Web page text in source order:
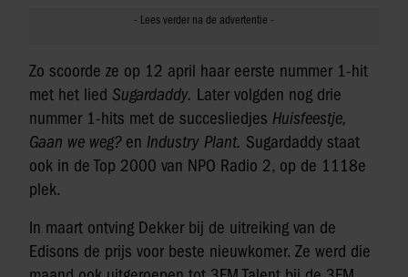
Zo scoorde ze op 12 april haar eerste nummer 1-hit
met het lied Sugardaddy. Later volgden nog drie
nummer 1-hits met de succesliedjes Huisfeestje,
Gaan we weg? en Industry Plant. Sugardaddy staat
ook in de Top 2000 van NPO Radio 2, op de 1118e
plek.
In maart ontving Dekker bij de uitreiking van de
Edisons de prijs voor beste nieuwkomer. Ze werd die